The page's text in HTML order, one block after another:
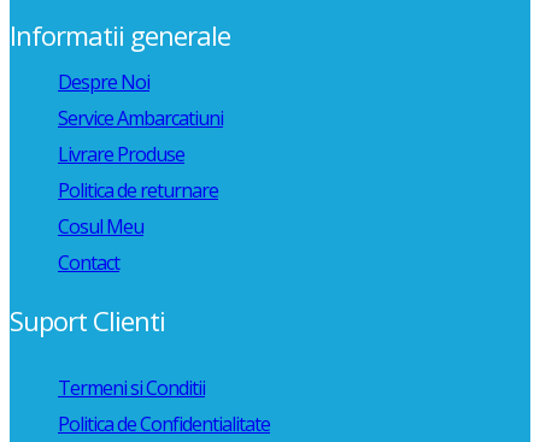
Informatii generale
Despre Noi
Service Ambarcatiuni
Livrare Produse
Politica de returnare
Cosul Meu
Contact
Suport Clienti
Termeni si Conditii
Politica de Confidentialitate